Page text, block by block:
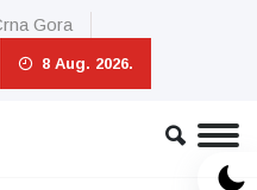
Gora
8 Aug. 2026.